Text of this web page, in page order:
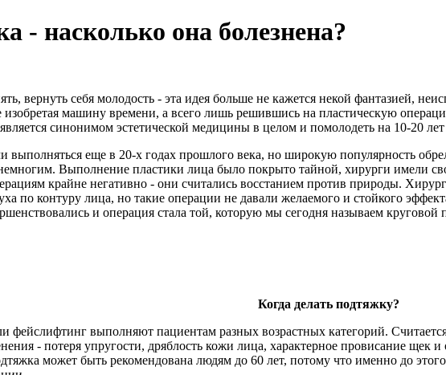
- насколько она болезнена?
вернуть себя молодость - эта идея больше не кажется некой фантазией,
изобретая машину времени, а всего лишь решившись на пластическую
синонимом эстетической медицины в целом и помолодеть на 10-20
выполняться еще в 20-х годах прошлого века, но широкую популярность
Выполнение пластики лица было покрыто тайной, хирурги имели
крайне негативно - они считались восстанием против природы.
по контуру лица, но такие операции не давали желаемого и стойкого
и операция стала той, которую мы сегодня называем круговой
Когда делать подтяжку?
фейслифтинг выполняют пациентам разных возрастных категорий.
- потеря упругости, дряблость кожи лица, характерное провисание
может быть рекомендована людям до 60 лет, потому что именно до